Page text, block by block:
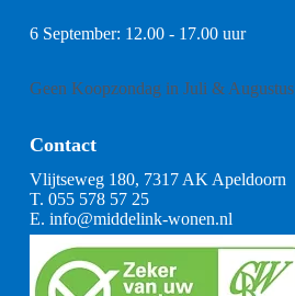
6 September: 12.00 - 17.00 uur
Geen Koopzondag in Juli & Augustus
Contact
Vlijtseweg 180, 7317 AK Apeldoorn
T. 055 578 57 25
E. info@middelink-wonen.nl